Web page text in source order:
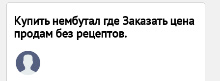
Купить нембутал где Заказать цена
продам без рецептов.